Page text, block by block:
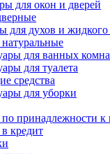
для окон и дверей
для духов и
для ванных
для туалета
средства
для уборки
принадлежности к
кредит